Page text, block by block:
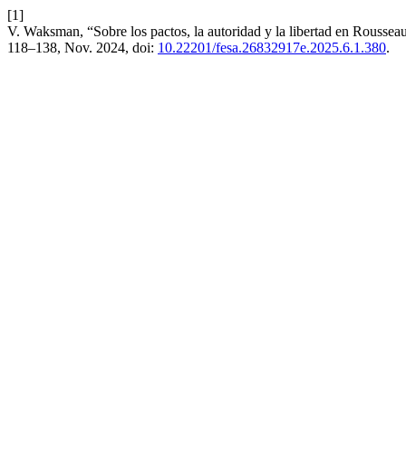
[1]
V. Waksman, “Sobre los pactos, la autoridad y la libertad en
118–138, Nov. 2024, doi: 10.22201/fesa.26832917e.2025.6.1.380.